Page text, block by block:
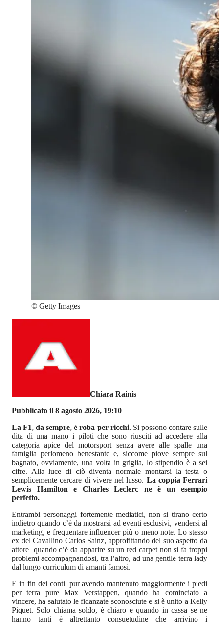
© Getty Images
Chiara Rainis
Pubblicato il 8 agosto 2026, 19:10
La F1, da sempre, è roba per ricchi. Si possono contare sulle
dita di una mano i piloti che sono riusciti ad accedere alla
categoria apice del motorsport senza avere alle spalle una
famiglia perlomeno benestante e, siccome piove sempre sul
bagnato, ovviamente, una volta in griglia, lo stipendio è a sei
cifre. Alla luce di ciò diventa normale montarsi la testa o
semplicemente cercare di vivere nel lusso. La coppia Ferrari
Lewis Hamilton e Charles Leclerc ne è un esempio
perfetto.
Entrambi personaggi fortemente mediatici, non si tirano certo
indietro quando c’è da mostrarsi ad eventi esclusivi, vendersi al
marketing, e frequentare influencer più o meno note. Lo stesso
ex del Cavallino Carlos Sainz, approfittando del suo aspetto da
attore quando c’è da apparire su un red carpet non si fa troppi
problemi accompagnandosi, tra l’altro, ad una gentile terra lady
dal lungo curriculum di amanti famosi.
E in fin dei conti, pur avendo mantenuto maggiormente i piedi
per terra pure Max Verstappen, quando ha cominciato a
vincere, ha salutato le fidanzate sconosciute e si è unito a Kelly
Piquet. Solo chiama soldo, è chiaro e quando in cassa se ne
hanno tanti è altrettanto consuetudine che arrivino i